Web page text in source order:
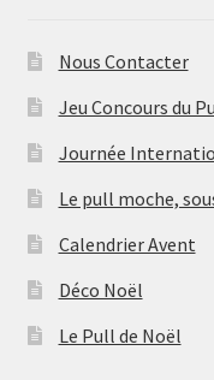
Nous Contacter
Jeu Concours du
Journée
Le pull moche,
Calendrier Avent
Déco Noël
Le Pull de Noël